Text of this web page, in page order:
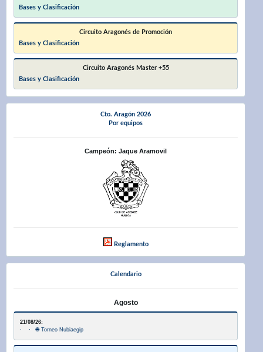
Bases y Clasificación
Circuito Aragonés de Promoción
Bases y Clasificación
Circuito Aragonés Master +55
Bases y Clasificación
Cto. Aragón 2026
Por equipos
Campeón: Jaque Aramovil
Reglamento
Calendario
Agosto
21/08/26:
· · 🌐 Torneo Nubiaegip